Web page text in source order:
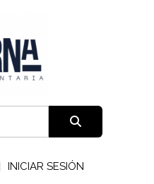
INICIAR SESIÓN